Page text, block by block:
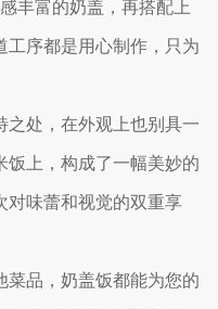
丰富的奶盖，再搭配上
工序都是用心制作，只为
之处，在外观上也别具一
饭上，构成了一幅美妙的
对味蕾和视觉的双重享
菜品，奶盖饭都能为您的